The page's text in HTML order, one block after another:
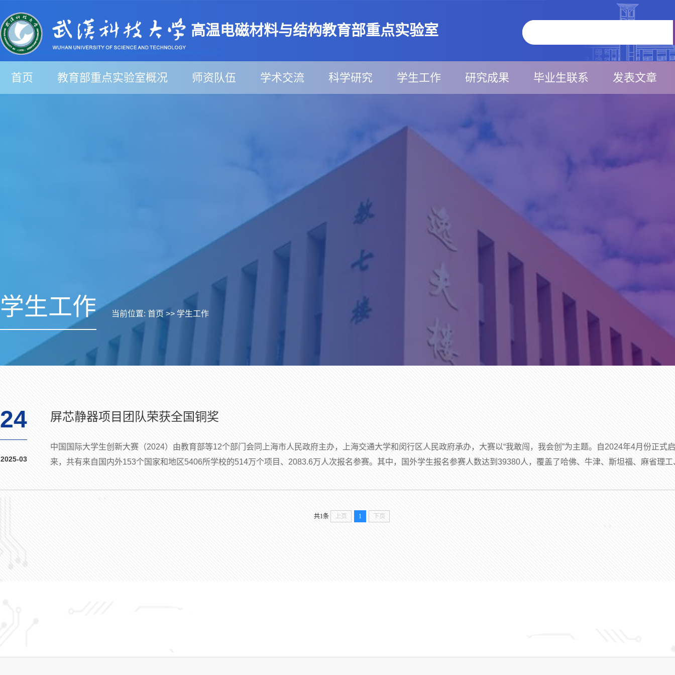
高温电磁材料与结构教育部重点实验室
首页 教育部重点实验室概况 师资队伍 学术交流 科学研究 学生工作 研究成果 毕业生联系 发表文章
学生工作 当前位置: 首页 >> 学生工作
24
2025-03
屏芯静器项目团队荣获全国铜奖
中国国际大学生创新大赛（2024）由教育部等12个部门会同上海市人民政府主办，上海交通大学和闵行区人民政府承办，大赛以“我敢闯，我会创”为主题。自2024年4月份正式
来，共有来自国内外153个国家和地区5406所学校的514万个项目、2083.6万人次报名参赛。其中，国外学生报名参赛人数达到39380人，覆盖了哈佛、牛津、斯坦福、麻省理工
共1条 上页 1 下页